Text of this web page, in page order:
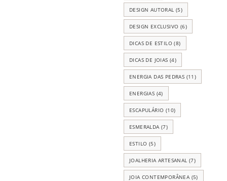
DESIGN AUTORAL (5)
DESIGN EXCLUSIVO (6)
DICAS DE ESTILO (8)
DICAS DE JOIAS (4)
ENERGIA DAS PEDRAS (11)
ENERGIAS (4)
ESCAPULÁRIO (10)
ESMERALDA (7)
ESTILO (5)
JOALHERIA ARTESANAL (7)
JOIA CONTEMPORÂNEA (5)